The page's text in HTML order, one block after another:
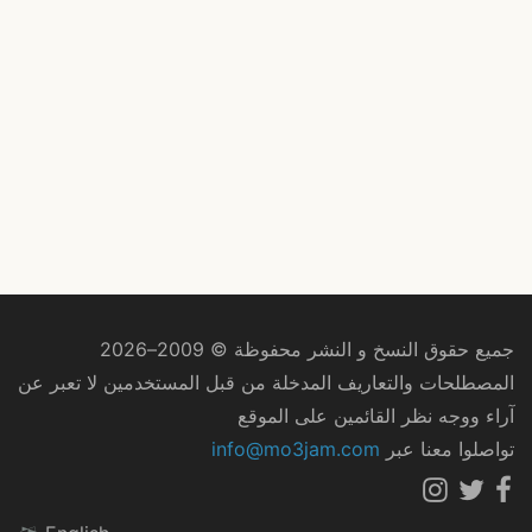
جميع حقوق النسخ و النشر محفوظة © 2009–2026
المصطلحات والتعاريف المدخلة من قبل المستخدمين لا تعبر عن
آراء ووجه نظر القائمين على الموقع
تواصلوا معنا عبر info@mo3jam.com